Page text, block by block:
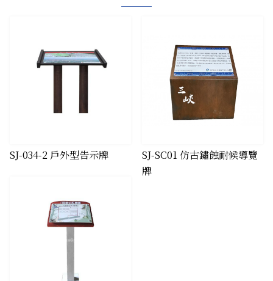
​SJ-034-2 戶外型告示牌
SJ-SC01 仿古鏽蝕耐候導覽
牌